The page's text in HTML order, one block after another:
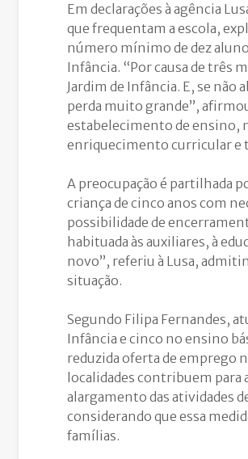
Em declarações à agência
que frequentam a escola,
número mínimo de dez
Infância. “Por causa de três
Jardim de Infância. E, se não
perda muito grande”,
estabelecimento de ensino,
enriquecimento curricular e
A preocupação é partilhada
criança de cinco anos com
possibilidade de
habituada às auxiliares, à
novo”, referiu à Lusa,
situação.
Segundo Filipa Fernandes,
Infância e cinco no ensino
reduzida oferta de emprego
localidades contribuem para
alargamento das atividades
considerando que essa
famílias.